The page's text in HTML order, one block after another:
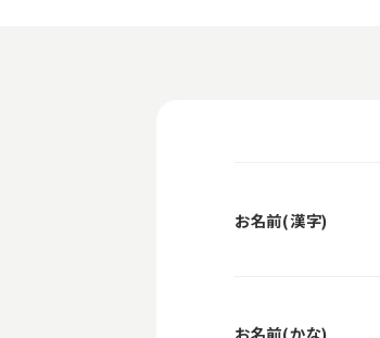
お名前(漢字)
お名前(かな)